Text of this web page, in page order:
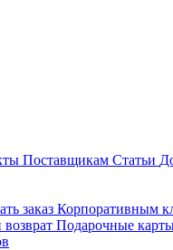
Поставщикам Статьи
заказ Корпоративным
Подарочные